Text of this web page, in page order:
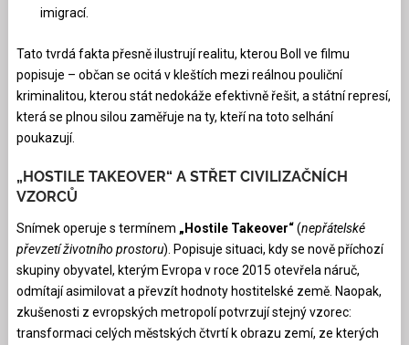
imigrací.
Tato tvrdá fakta přesně ilustrují realitu, kterou Boll ve filmu
popisuje – občan se ocitá v kleštích mezi reálnou pouliční
kriminalitou, kterou stát nedokáže efektivně řešit, a státní represí,
která se plnou silou zaměřuje na ty, kteří na toto selhání
poukazují.
„HOSTILE TAKEOVER“ A STŘET CIVILIZAČNÍCH
VZORCŮ
Snímek operuje s termínem „Hostile Takeover“(nepřátelské
převzetí životního prostoru). Popisuje situaci, kdy se nově příchozí
skupiny obyvatel, kterým Evropa v roce 2015 otevřela náruč,
odmítají asimilovat a převzít hodnoty hostitelské země. Naopak,
zkušenosti z evropských metropolí potvrzují stejný vzorec:
transformaci celých městských čtvrtí k obrazu zemí, ze kterých